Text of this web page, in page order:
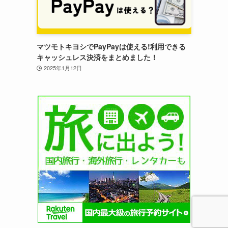
マツモトキヨシでPayPayは使える!利用できる
キャッシュレス決済をまとめました！
2025年1月12日